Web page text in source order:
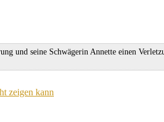
und seine Schwägerin Annette einen
zeigen kann